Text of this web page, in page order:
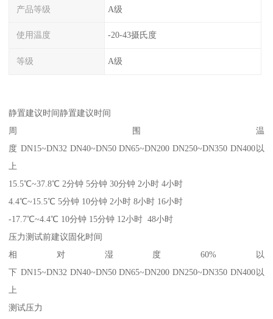
产品等级 A级
使用温度 -20-43摄氏度
等级 A级
静置建议时间静置建议时间
周围温
度 DN15~DN32 DN40~DN50 DN65~DN200 DN250~DN350 DN400以
上
15.5℃~37.8℃ 2分钟 5分钟 30分钟 2小时 4小时
4.4℃~15.5℃ 5分钟 10分钟 2小时 8小时 16小时
-17.7℃~4.4℃ 10分钟 15分钟 12小时 48小时
压力测试前建议固化时间
相对湿度60%以
下 DN15~DN32 DN40~DN50 DN65~DN200 DN250~DN350 DN400以
上
测试压力